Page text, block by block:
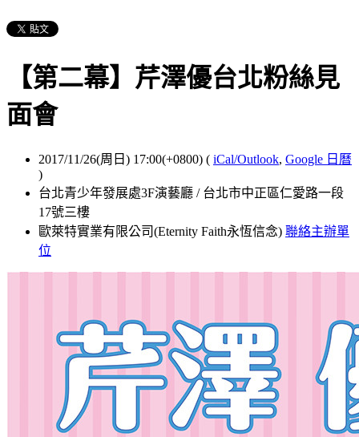
【第二幕】芹澤優台北粉絲見
面會
2017/11/26(周日) 17:00(+0800) ( iCal/Outlook, Google 日曆
)
台北青少年發展處3F演藝廳 / 台北市中正區仁愛路一段
17號三樓
歐萊特實業有限公司(Eternity Faith永恆信念) 聯絡主辦單
位